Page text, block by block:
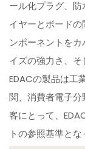
ール化プラグ、
イヤーとボード
ンポーネントを
イズの強力さ、そ
EDACの製品は工
関、消費者電子
客にとって、
トの参照基準とな